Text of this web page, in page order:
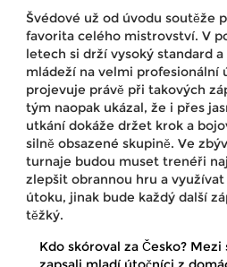
Švédové už od úvodu soutěže
favorita celého mistrovství. V
letech si drží vysoký standard a
mládeží na velmi profesionální
projevuje právě při takových
tým naopak ukázal, že i přes
utkání dokáže držet krok a
silně obsazené skupině. Ve
turnaje budou muset trenéři
zlepšit obrannou hru a využívat
útoku, jinak bude každý další
těžký.
Kdo skóroval za Česko? Mezi